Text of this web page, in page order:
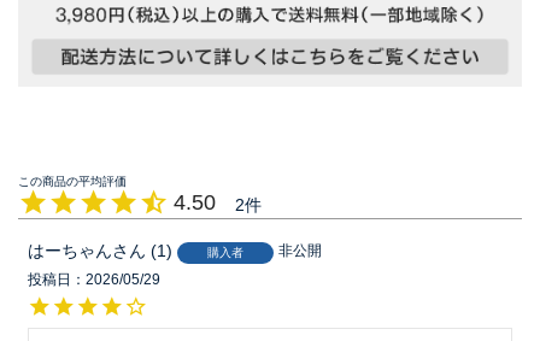
4.50 2
はーちゃん 1 購入者
非公開
投稿日
2026/05/29